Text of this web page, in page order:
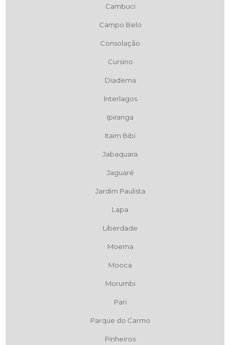
Cambuci
Campo Belo
Consolação
Cursino
Diadema
Interlagos
Ipiranga
Itaim Bibi
Jabaquara
Jaguaré
Jardim Paulista
Lapa
Liberdade
Moema
Mooca
Morumbi
Pari
Parque do Carmo
Pinheiros